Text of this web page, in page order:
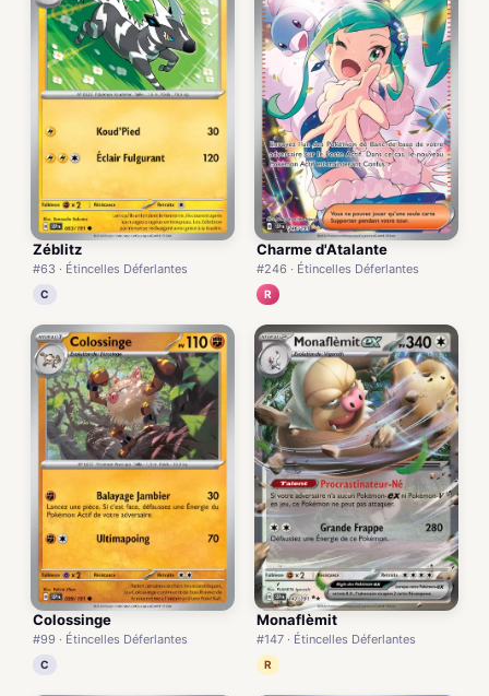
Zéblitz
#63 · Étincelles Déferlantes
C
Charme d'Atalante
#246 · Étincelles Déferlantes
R
Colossinge
#99 · Étincelles Déferlantes
C
Monaflèmit
#147 · Étincelles Déferlantes
R